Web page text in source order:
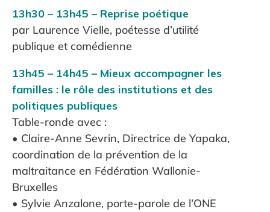
13h30 – 13h45 – Reprise poétique
par Laurence Vielle, poétesse d’utilité
publique et comédienne
13h45 – 14h45 – Mieux accompagner les
familles : le rôle des institutions et des
politiques publiques
Table-ronde avec :
• Claire-Anne Sevrin, Directrice de Yapaka,
coordination de la prévention de la
maltraitance en Fédération Wallonie-
Bruxelles
• Sylvie Anzalone, porte-parole de l’ONE